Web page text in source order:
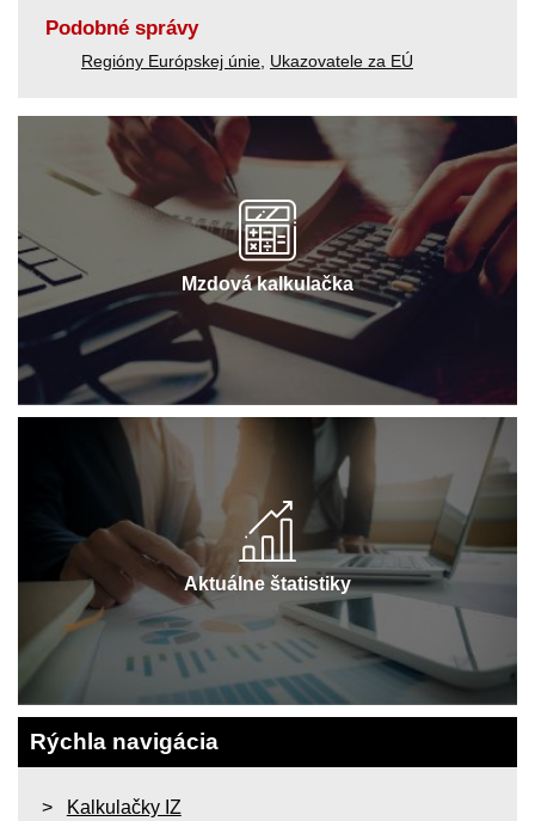
Podobné správy
Regióny Európskej únie Ukazovatele za EÚ
Mzdová kalkulačka
Aktuálne štatistiky
Rýchla navigácia
Kalkulačky IZ